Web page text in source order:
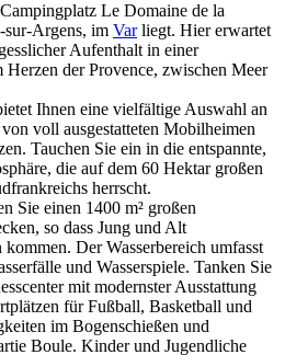
Le Domaine de la
sur-Argens, im Varliegt. Hier erwartet
Aufenthalt in einer
Herzen der Provence, zwischen Meer
Ihnen eine vielfältige Auswahl an
voll ausgestatteten Mobilheimen
Tauchen Sie ein in die entspannte,
die auf dem 60 Hektar großen
herrscht.
Sie einen 1400 m² großen
so dass Jung und Alt
Der Wasserbereich umfasst
und Wasserspiele. Tanken Sie
mit modernster Ausstattung
für Fußball, Basketball und
im Bogenschießen und
Boule. Kinder und Jugendliche